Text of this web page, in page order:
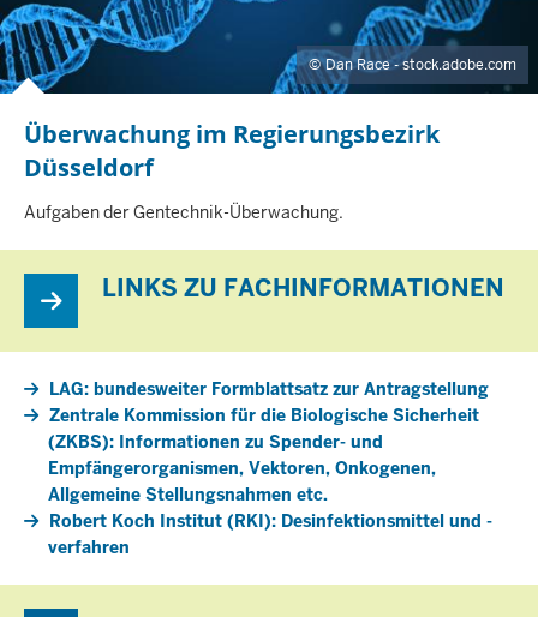
T
E
Dan Race - stock.adobe.com
Überwachung im Regierungsbezirk
Düsseldorf
I
H
A
T
E
I
Aufgaben der Gentechnik-Überwachung.
LINKS ZU FACHINFORMATIONEN
LAG: bundesweiter Formblattsatz zur Antragstellung
Zentrale Kommission für die Biologische Sicherheit
(ZKBS): Informationen zu Spender- und
Empfängerorganismen, Vektoren, Onkogenen,
Allgemeine Stellungsnahmen etc.
Robert Koch Institut (RKI): Desinfektionsmittel und -
verfahren